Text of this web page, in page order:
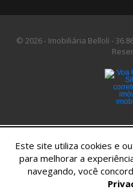
© 2026 - Imobiliária Belloli -
Este site utiliza cookies e
para melhorar a
navegando, você